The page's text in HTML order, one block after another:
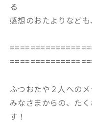
る
感想のおたよりなど
ふつおたや２人へのメ
みなさまからの、た
す！